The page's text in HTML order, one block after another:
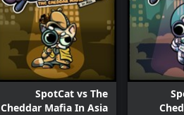
SpotCat vs The
Cheddar Mafia In Asia